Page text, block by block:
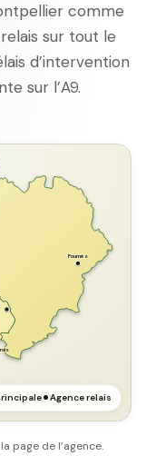
comme
sur tout le
d’intervention
sur l’A9.
Fournès
Agence relais
page de l’agence.